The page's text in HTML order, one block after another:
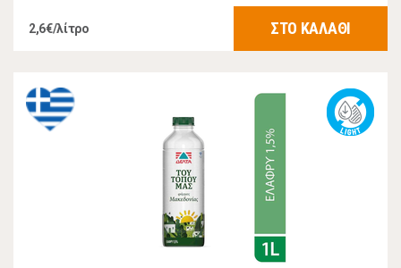
2,6€/λίτρο ΣΤΟ ΚΑΛΑΘΙ